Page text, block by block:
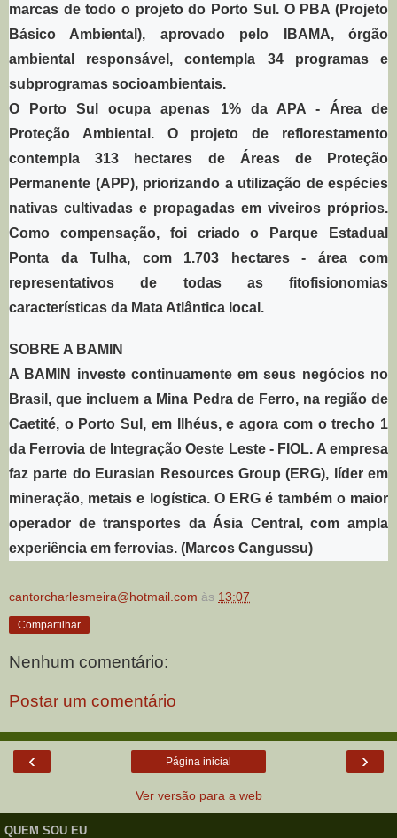
marcas de todo o projeto do Porto Sul. O PBA (Projeto
Básico Ambiental), aprovado pelo IBAMA, órgão
ambiental responsável, contempla 34 programas e
subprogramas socioambientais.
O Porto Sul ocupa apenas 1% da APA - Área de
Proteção Ambiental. O projeto de reflorestamento
contempla 313 hectares de Áreas de Proteção
Permanente (APP), priorizando a utilização de espécies
nativas cultivadas e propagadas em viveiros próprios.
Como compensação, foi criado o Parque Estadual
Ponta da Tulha, com 1.703 hectares - área com
representativos de todas as fitofisionomias
características da Mata Atlântica local.
SOBRE A BAMIN
A BAMIN investe continuamente em seus negócios no
Brasil, que incluem a Mina Pedra de Ferro, na região de
Caetité, o Porto Sul, em Ilhéus, e agora com o trecho 1
da Ferrovia de Integração Oeste Leste - FIOL. A empresa
faz parte do Eurasian Resources Group (ERG), líder em
mineração, metais e logística. O ERG é também o maior
operador de transportes da Ásia Central, com ampla
experiência em ferrovias. (Marcos Cangussu)
cantorcharlesmeira@hotmail.com às 13:07
Compartilhar
Nenhum comentário:
Postar um comentário
‹ ›
Página inicial
Ver versão para a web
QUEM SOU EU